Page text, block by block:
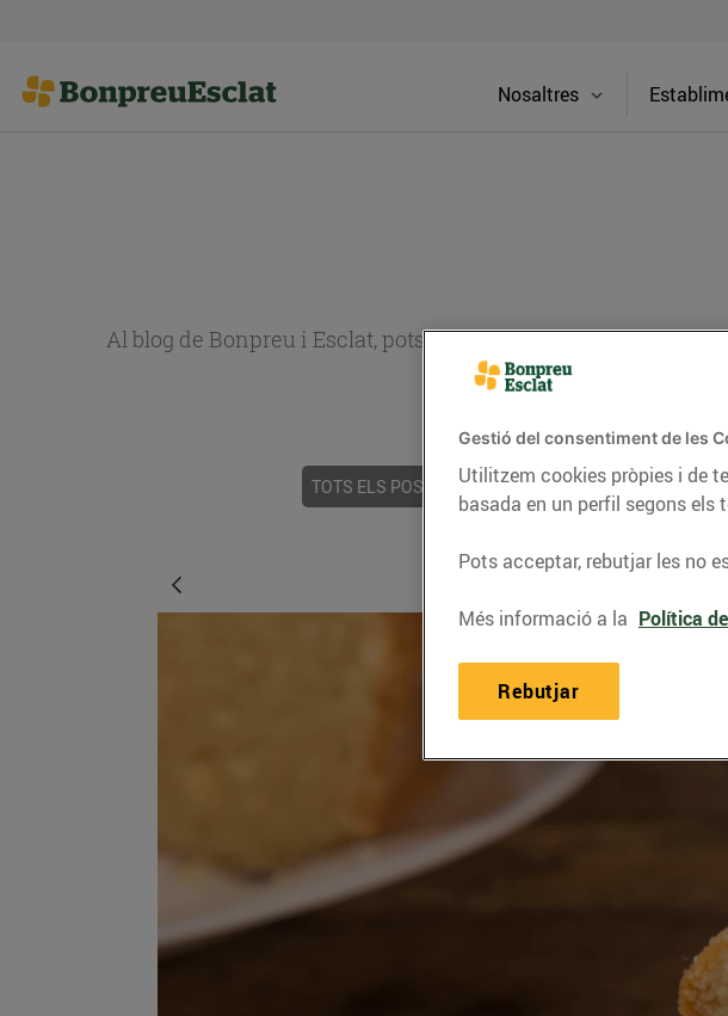
Nosaltres
Al blog de Bonpreu i Esclat, pots trobar receptes, consells
TOTS ELS POSTS ACTUALITAT CONSELLS I
Gestió del consentiment de les
Utilitzem cookies pròpies i de
basada en un perfil segons els
Pots acceptar, rebutjar les no
Més informació a la Política
Rebutjar